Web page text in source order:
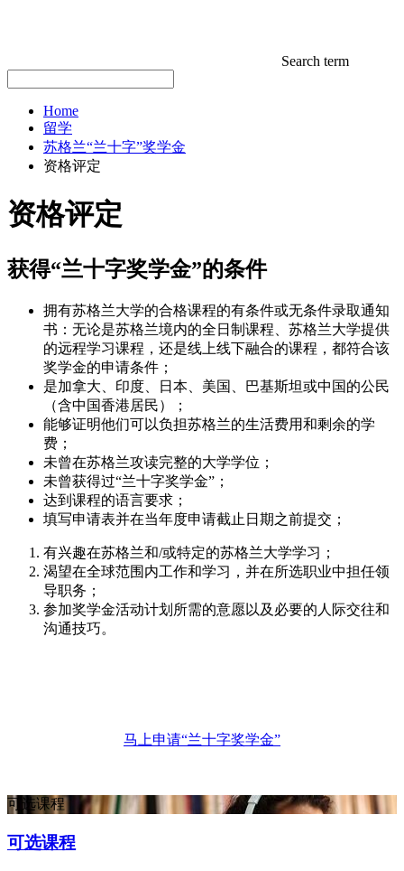
Search term
Home
留学
苏格兰“兰十字”奖学金
资格评定
资格评定
获得“兰十字奖学金”的条件
拥有苏格兰大学的合格课程的有条件或无条件录取通知
书：无论是苏格兰境内的全日制课程、苏格兰大学提供
的远程学习课程，还是线上线下融合的课程，都符合该
奖学金的申请条件；
是加拿大、印度、日本、美国、巴基斯坦或中国的公民
（含中国香港居民）；
能够证明他们可以负担苏格兰的生活费用和剩余的学
费；
未曾在苏格兰攻读完整的大学学位；
未曾获得过“兰十字奖学金”；
达到课程的语言要求；
填写申请表并在当年度申请截止日期之前提交；
有兴趣在苏格兰和/或特定的苏格兰大学学习；
渴望在全球范围内工作和学习，并在所选职业中担任领
导职务；
参加奖学金活动计划所需的意愿以及必要的人际交往和
沟通技巧。
马上申请“兰十字奖学金”
可选课程
可选课程